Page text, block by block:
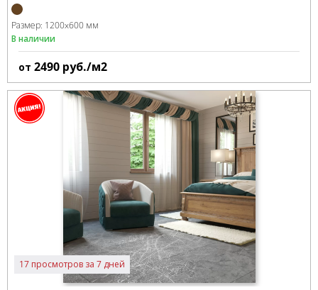
Размер: 1200x600 мм
В наличии
от 2490 руб./м2
17 просмотров за 7 дней